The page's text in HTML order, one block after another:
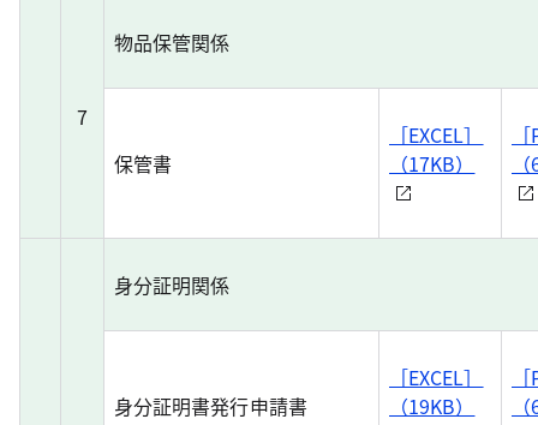
7
物品保管関係
保管書
［EXCEL］
（17KB）
身分証明関係
身分証明書発行申請書
［EXCEL］
（19KB）